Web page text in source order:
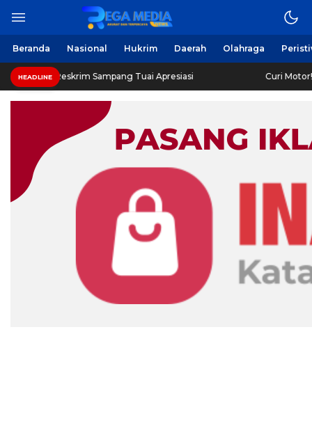
Beranda Nasional Hukrim Daerah Olahraga
HEADLINESampang Tuai Apresiasi Curi Motor! Dua